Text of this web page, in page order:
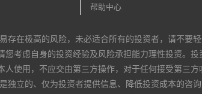
帮助中心
存在极高的风险，未必适合所有的投资者，请不要
您考虑自身的投资经验及风险承担能力理性投资。
人使用，不应交由第三方操作，对于任何接受第三
独立的、仅为投资者提供信息、降低投资成本的咨